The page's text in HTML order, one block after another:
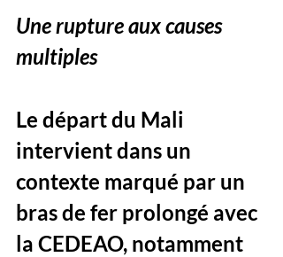
Une rupture aux causes
multiples
Le départ du Mali
intervient dans un
contexte marqué par un
bras de fer prolongé avec
la CEDEAO, notamment